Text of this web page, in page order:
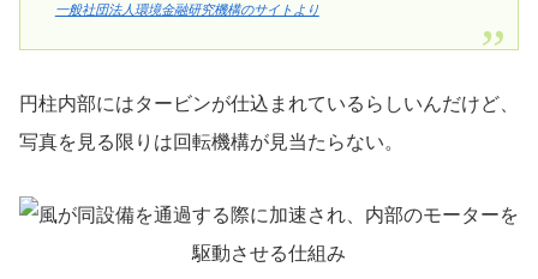
一般社団法人環境金融研究機構のサイトより
円柱内部にはタービンが仕込まれているらしいんだけど、
写真を見る限りは回転機構が見当たらない。